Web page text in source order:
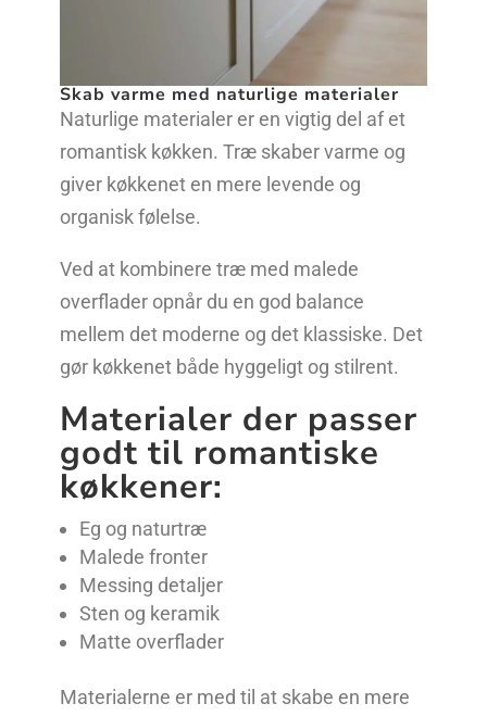
Skab varme med naturlige materialer
Naturlige materialer er en vigtig del af et
romantisk køkken. Træ skaber varme og
giver køkkenet en mere levende og
organisk følelse.
Ved at kombinere træ med malede
overflader opnår du en god balance
mellem det moderne og det klassiske. Det
gør køkkenet både hyggeligt og stilrent.
Materialer der passer
godt til romantiske
køkkener:
Eg og naturtræ
Malede fronter
Messing detaljer
Sten og keramik
Matte overflader
Materialerne er med til at skabe en mere